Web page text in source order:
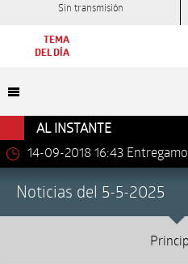
Sin transmisión
TEMA
DEL DÍA
AL INSTANTE
14-09-2018 16:43
Noticias del 5-5-2025